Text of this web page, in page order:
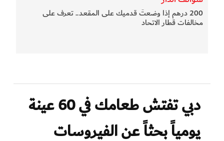
200 درهم إذا وضعتَ قدميك على المقعد.. تعرف على
مخالفات قطار الاتحاد
دبي تفتش طعامك في 60 عينة
يومياً بحثاً عن الفيروسات